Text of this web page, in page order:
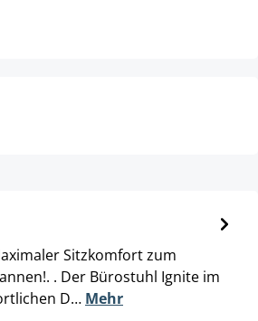
Sitzkomfort zum
. Der Bürostuhl Ignite im
D… Mehr